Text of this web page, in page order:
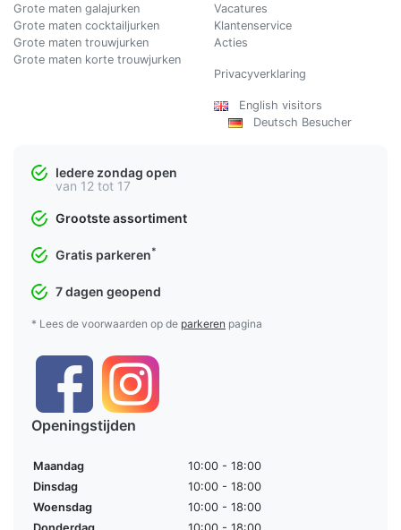
Grote maten galajurken
Grote maten cocktailjurken
Grote maten trouwjurken
Grote maten korte trouwjurken
Vacatures
Klantenservice
Acties
Privacyverklaring
English visitors
Deutsch Besucher
Iedere zondag open
van 12 tot 17
Grootste assortiment
Gratis parkeren*
7 dagen geopend
* Lees de voorwaarden op de parkeren pagina
Openingstijden
Maandag
10:00 - 18:00
Dinsdag
10:00 - 18:00
Woensdag
10:00 - 18:00